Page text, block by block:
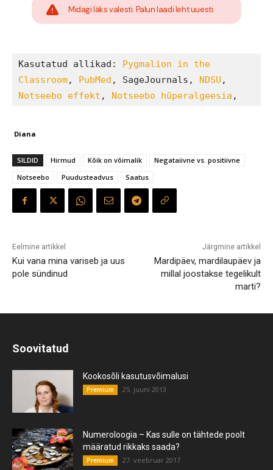
Midagi läks valesti. Palun laadi leht uuesti.
Kasutatud allikad: Pygmalion in the
Classroom, PubMed , SageJournals, NDSU
Notseebo effekt , Notseebo hüperalgeesia ,
Diana
SILDID Hirmud Kõik on võimalik
Negataiivne vs. positiivne
Notseebo
Puudusteadvus Saatus
Eelmine artikkel
Kui vana mina variseb ja uus
pole sündinud
Järgmine artikkel
Mardipäev, mardilaupäev ja
millal joostakse tegelikult
marti?
Soovitatud
Kookosõli kasutusvõimalusi
Premium 25. juuni 2013
Numeroloogia – Kas sulle on tähtede poolt
määratud rikkaks saada?
Premium 27. veebruar 2017